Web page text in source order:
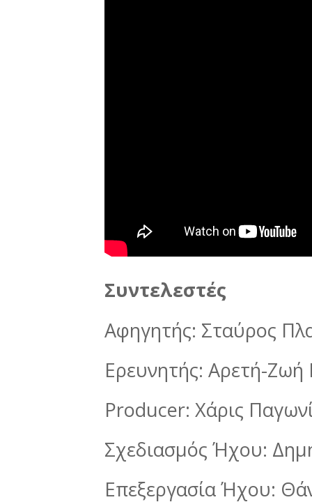
Συντελεστές
Αφηγητής: Σταύρος
Ερευνητής: Αρετή-Ζωή
Producer: Χάρις
Σχεδιασμός Ήχου:
Επεξεργασία Ήχου: